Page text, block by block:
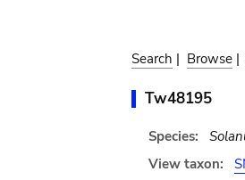
Search | Browse |
Tw48195
Species:
View taxon: